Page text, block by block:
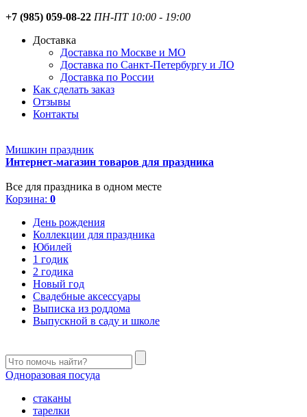
+7 (985) 059-08-22 ПН-ПТ 10:00 - 19:00
Доставка
Доставка по Москве и МО
Доставка по Санкт-Петербургу и ЛО
Доставка по России
Как сделать заказ
Отзывы
Контакты
Мишкин праздник
Интернет-магазин товаров для праздника
Все для праздника в одном месте
Корзина: 0
День рождения
Коллекции для праздника
Юбилей
1 годик
2 годика
Новый год
Свадебные аксессуары
Выписка из роддома
Выпускной в саду и школе
Одноразовая посуда
стаканы
тарелки